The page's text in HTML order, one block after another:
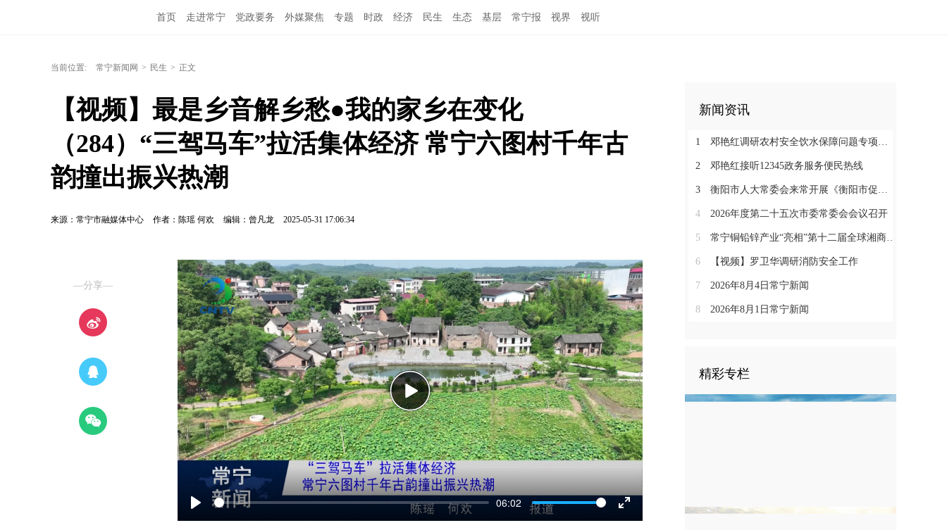
首页 走进常宁 党政要务 外媒聚焦 专题 时政 经济 民生 生态 基层 常宁报 视界 视听
当前位置: 常宁新闻网 > 民生 > 正文
【视频】最是乡音解乡愁●我的家乡在变化
（284）“三驾马车”拉活集体经济 常宁六图村千年古
韵撞出振兴热潮
来源：常宁市融媒体中心 作者：陈瑶 何欢 编辑：曾凡龙 2025-05-31 17:06:34
—分享—
Play
06:02
Enter
Play
新闻资讯
1 邓艳红调研农村安全饮水保障问题专项整治和抗旱保水工作
2 邓艳红接听12345政务服务便民热线
3 衡阳市人大常委会来常开展《衡阳市促进中医药康养与文旅融合发展若干规定（草案）》立法调研
4 2026年度第二十五次市委常委会会议召开
5 常宁铜铅锌产业“亮相”第十二届全球湘商大会京津冀推介会
6 【视频】罗卫华调研消防安全工作
7 2026年8月4日常宁新闻
8 2026年8月1日常宁新闻
精彩专栏